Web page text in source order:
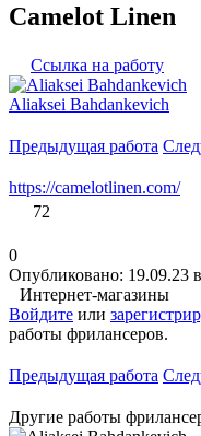
Camelot Linen
Ссылка на работу
Aliaksei Bahdankevich
Предыдущая работа
https://camelotlinen.com/
72
0
Опубликовано: 19.09.23
Интернет-магазины
Войдите или
работы фрилансеров.
Предыдущая работа
Другие работы